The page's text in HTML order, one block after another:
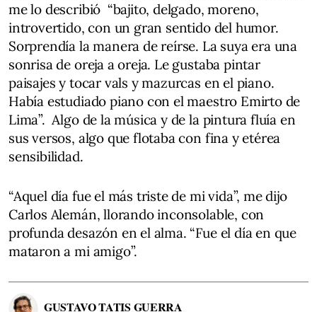
me lo describió “bajito, delgado, moreno,
introvertido, con un gran sentido del humor.
Sorprendía la manera de reírse. La suya era una
sonrisa de oreja a oreja. Le gustaba pintar
paisajes y tocar vals y mazurcas en el piano.
Había estudiado piano con el maestro Emirto de
Lima”. Algo de la música y de la pintura fluía en
sus versos, algo que flotaba con fina y etérea
sensibilidad.
“Aquel día fue el más triste de mi vida”, me dijo
Carlos Alemán, llorando inconsolable, con
profunda desazón en el alma. “Fue el día en que
mataron a mi amigo”.
GUSTAVO TATIS GUERRA